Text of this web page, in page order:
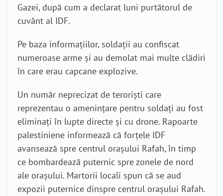
Gazei, după cum a declarat luni purtătorul de
cuvânt al IDF.
Pe baza informațiilor, soldații au confiscat
numeroase arme și au demolat mai multe clădiri
în care erau capcane explozive.
Un număr neprecizat de teroriști care
reprezentau o amenințare pentru soldați au fost
eliminați în lupte directe și cu drone. Rapoarte
palestiniene informează că forțele IDF
avansează spre centrul orașului Rafah, în timp
ce bombardează puternic spre zonele de nord
ale orașului. Martorii locali spun că se aud
expozii puternice dinspre centrul orașului Rafah.